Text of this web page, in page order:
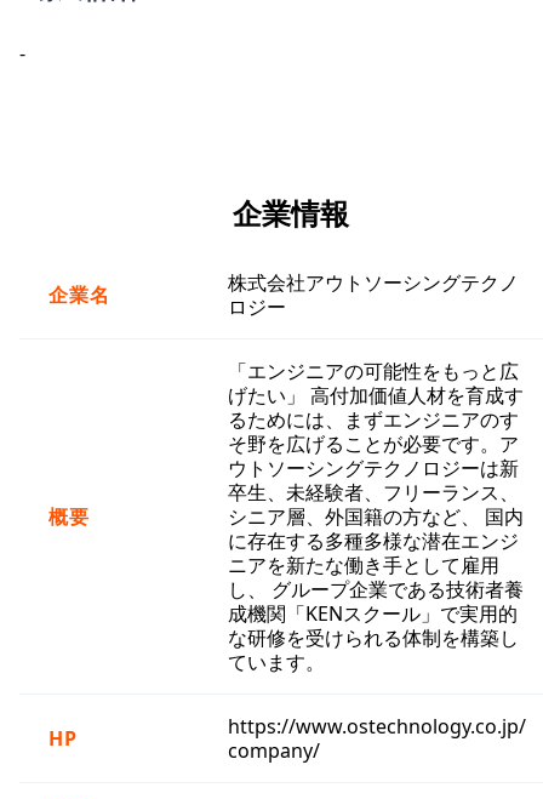
-
企業情報
企業名
株式会社アウトソーシングテクノ
ロジー
概要
「エンジニアの可能性をもっと広
げたい」 高付加価値人材を育成す
るためには、まずエンジニアのす
そ野を広げることが必要です。ア
ウトソーシングテクノロジーは新
卒生、未経験者、フリーランス、
シニア層、外国籍の方など、 国内
に存在する多種多様な潜在エンジ
ニアを新たな働き手として雇用
し、 グループ企業である技術者養
成機関「KENスクール」で実用的
な研修を受けられる体制を構築し
ています。
HP
https://www.ostechnology.co.jp/
company/